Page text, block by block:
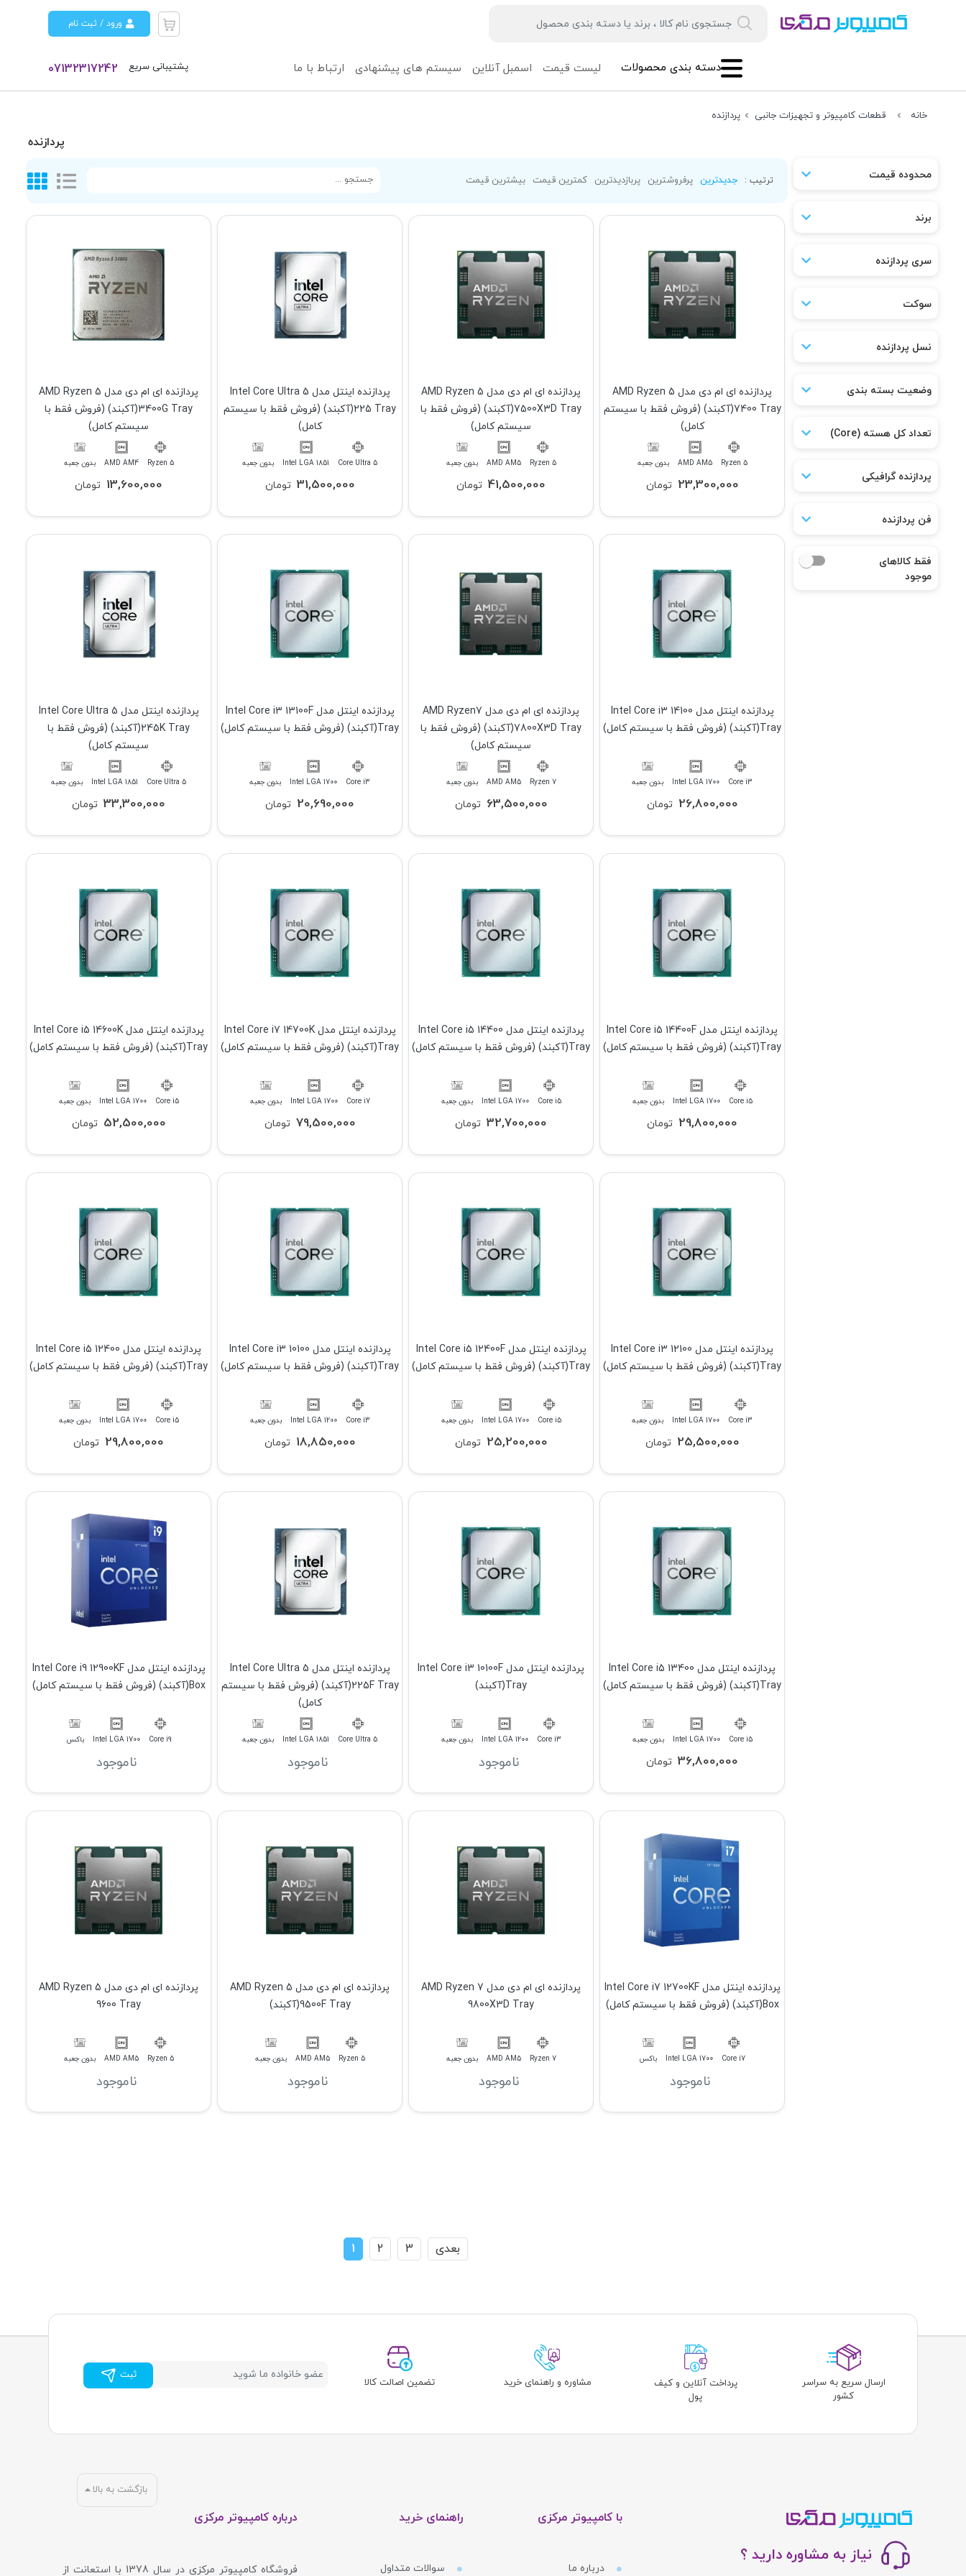
ورود / ثبت نام
07132317242 پشتیبانی سریع لیست قیمت اسمبل آنلاین سیستم های پیشنهادی ارتباط با ما دسته بندی محصولات
خانه قطعات کامپیوتر و تجهیزات جانبی پردازنده
پردازنده
ترتیب : جدیدترین پرفروشترین پربازدیدترین کمترین قیمت بیشترین قیمت
پردازنده ای ام دی مدل AMD Ryzen 5
7400 Tray(آکبند) (فروش فقط با سیستم
کامل)
Ryzen 5
AMD AM5 بدون جعبه
تومان 23,300,000
پردازنده ای ام دی مدل AMD Ryzen 5
7500X3D Tray(آکبند) (فروش فقط با
سیستم کامل)
Ryzen 5
AMD AM5 بدون جعبه
تومان 41,500,000
پردازنده اینتل مدل Intel Core Ultra 5
225 Tray(آکبند) (فروش فقط با سیستم
کامل)
Core Ultra 5
Intel LGA 1851 بدون جعبه
تومان 31,500,000
پردازنده ای ام دی مدل AMD Ryzen 5
3400G Tray(آکبند) (فروش فقط با
سیستم کامل)
Ryzen 5
AMD AM4 بدون جعبه
تومان 13,600,000
پردازنده اینتل مدل Intel Core i3 14100
Tray(آکبند) (فروش فقط با سیستم کامل)
Core i3
Intel LGA 1700 بدون جعبه
تومان 26,800,000
پردازنده ای ام دی مدل AMD Ryzen7
7800X3D Tray(آکبند) (فروش فقط با
سیستم کامل)
Ryzen 7
AMD AM5 بدون جعبه
تومان 63,500,000
پردازنده اینتل مدل Intel Core i3 13100F
Tray(آکبند) (فروش فقط با سیستم کامل)
Core i3
Intel LGA 1700 بدون جعبه
تومان 20,690,000
پردازنده اینتل مدل Intel Core Ultra 5
245K Tray(آکبند) (فروش فقط با
سیستم کامل)
Core Ultra 5
Intel LGA 1851 بدون جعبه
تومان 33,300,000
پردازنده اینتل مدل Intel Core i5 14400F
Tray(آکبند) (فروش فقط با سیستم کامل)
Core i5
Intel LGA 1700 بدون جعبه
تومان 29,800,000
پردازنده اینتل مدل Intel Core i5 14400
Tray(آکبند) (فروش فقط با سیستم کامل)
Core i5
Intel LGA 1700 بدون جعبه
تومان 32,700,000
پردازنده اینتل مدل Intel Core i7 14700K
Tray(آکبند) (فروش فقط با سیستم کامل)
Core i7
Intel LGA 1700 بدون جعبه
تومان 79,500,000
پردازنده اینتل مدل Intel Core i5 14600K
Tray(آکبند) (فروش فقط با سیستم کامل)
Core i5
Intel LGA 1700 بدون جعبه
تومان 52,500,000
پردازنده اینتل مدل Intel Core i3 12100
Tray(آکبند) (فروش فقط با سیستم کامل)
Core i3
Intel LGA 1700 بدون جعبه
تومان 25,500,000
پردازنده اینتل مدل Intel Core i5 12400F
Tray(آکبند) (فروش فقط با سیستم کامل)
Core i5
Intel LGA 1700 بدون جعبه
تومان 25,200,000
پردازنده اینتل مدل Intel Core i3 10100
Tray(آکبند) (فروش فقط با سیستم کامل)
Core i3
Intel LGA 1200 بدون جعبه
تومان 18,850,000
پردازنده اینتل مدل Intel Core i5 12400
Tray(آکبند) (فروش فقط با سیستم کامل)
Core i5
Intel LGA 1700 بدون جعبه
تومان 29,800,000
پردازنده اینتل مدل Intel Core i5 13400
Tray(آکبند) (فروش فقط با سیستم کامل)
Core i5
Intel LGA 1700 بدون جعبه
تومان 36,800,000
پردازنده اینتل مدل Intel Core i3 10100F
Tray(آکبند)
Core i3
Intel LGA 1200 بدون جعبه
ناموجود
پردازنده اینتل مدل Intel Core Ultra 5
225F Tray(آکبند) (فروش فقط با سیستم
کامل)
Core Ultra 5
Intel LGA 1851 بدون جعبه
ناموجود
پردازنده اینتل مدل Intel Core i9 12900KF
Box(آکبند) (فروش فقط با سیستم کامل)
Core i9
Intel LGA 1700 باکس
ناموجود
پردازنده اینتل مدل Intel Core i7 12700KF
Box(آکبند) (فروش فقط با سیستم کامل)
Core i7
Intel LGA 1700 باکس
ناموجود
پردازنده ای ام دی مدل AMD Ryzen 7
9800X3D Tray
Ryzen 7
AMD AM5 بدون جعبه
ناموجود
پردازنده ای ام دی مدل AMD Ryzen 5
9500F Tray(آکبند)
Ryzen 5
AMD AM5 بدون جعبه
ناموجود
پردازنده ای ام دی مدل AMD Ryzen 5
9600 Tray
Ryzen 5
AMD AM5 بدون جعبه
ناموجود
1 2 3 بعدی
محدوده قیمت
برند
سری پردازنده
سوکت
نسل پردازنده
وضعیت بسته بندی
تعداد کل هسته (Core)
پردازنده گرافیکی
فن پردازنده
فقط کالاهای
موجود
ارسال سریع به سراسر
کشور
پرداخت آنلاین و کیف
پول
مشاوره و راهنمای خرید تضمین اصالت کالا
ثبت
نیاز به مشاوره دارید ؟
با کامپیوتر مرکزی
درباره ما
راهنمای خرید
سوالات متداول
بازگشت به بالا
درباره کامپیوتر مرکزی
فروشگاه کامپیوتر مرکزی در سال 1378 با استعانت از